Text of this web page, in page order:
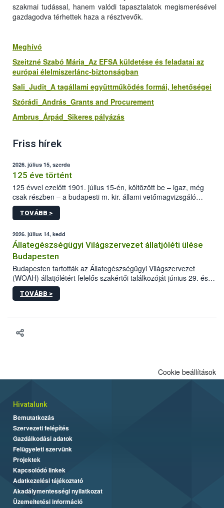
szakmai tudással, hanem valódi tapasztalatok megismerésével
gazdagodva térhettek haza a résztvevők.
Meghívó
Szeitzné Szabó Mária_Az EFSA küldetése és feladatai az
európai élelmiszerlánc‐biztonságban
Sali_Judit_A tagállami együttműködés formái, lehetőségei
Szórádi_András_Grants and Procurement
Ambrus_Árpád_Sikeres pályázás
Friss hírek
2026. július 15, szerda
125 éve történt
125 évvel ezelőtt 1901. július 15-én, költözött be – igaz, még
csak részben – a budapesti m. kir. állami vetőmagvizsgáló
állomás a Kis Rókus utca 15. szám alatti, Czigler Győző által
tervezett új épületébe.
TOVÁBB >
2026. július 14, kedd
Állategészségügyi Világszervezet állatjóléti ülése
Budapesten
Budapesten tartották az Állategészségügyi Világszervezet
(WOAH) állatjólétért felelős szakértői találkozóját június 29. és
július 2. között. Az Agrár- és Élelmiszergazdaságért Felelős
Minisztérium (AÉM) és a Nemzeti Élelmiszerlánc-biztonsági
gazdasági haszonállatok jólétének elősegítése volt az európai
meg tapasztalatait a gazdasági haszonállatok jólétének
TOVÁBB >
Cookie beállítások
Hivatalunk
Bemutatkozás
Szervezeti felépítés
Gazdálkodási adatok
Felügyeleti szervünk
Projektek
Kapcsolódó linkek
Adatkezelési tájékoztató
Akadálymentességi nyilatkozat
Üzemeltetési információ